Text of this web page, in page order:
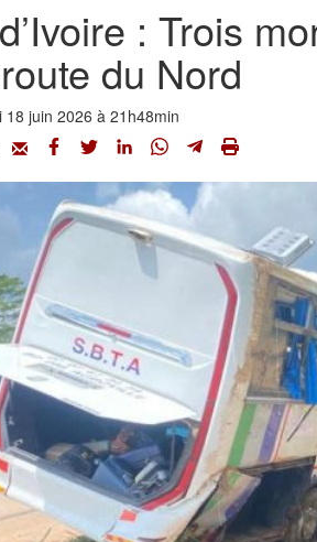
: Trois
du Nord
18 juin 2026 à 21h48min